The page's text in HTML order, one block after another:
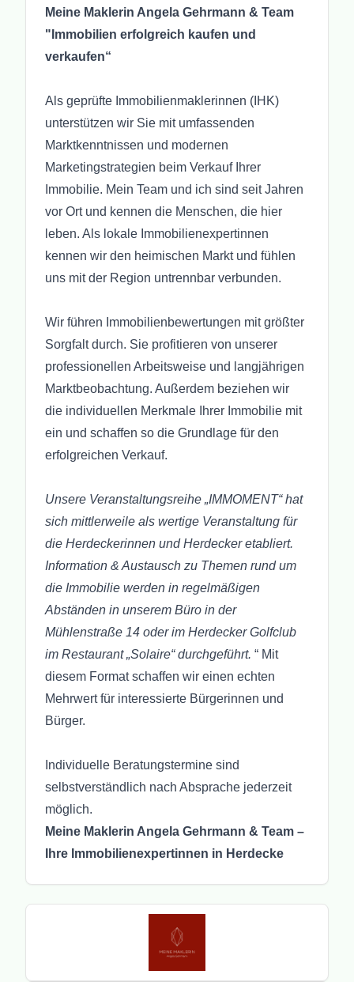
Meine Maklerin Angela Gehrmann & Team
"Immobilien erfolgreich kaufen und
verkaufen“
Als geprüfte Immobilienmaklerinnen (IHK)
unterstützen wir Sie mit umfassenden
Marktkenntnissen und modernen
Marketingstrategien beim Verkauf Ihrer
Immobilie. Mein Team und ich sind seit Jahren
vor Ort und kennen die Menschen, die hier
leben. Als lokale Immobilienexpertinnen
kennen wir den heimischen Markt und fühlen
uns mit der Region untrennbar verbunden.
Wir führen Immobilienbewertungen mit größter
Sorgfalt durch. Sie profitieren von unserer
professionellen Arbeitsweise und langjährigen
Marktbeobachtung. Außerdem beziehen wir
die individuellen Merkmale Ihrer Immobilie mit
ein und schaffen so die Grundlage für den
erfolgreichen Verkauf.
Unsere Veranstaltungsreihe „IMMOMENT“ hat
sich mittlerweile als wertige Veranstaltung für
die Herdeckerinnen und Herdecker etabliert.
Information & Austausch zu Themen rund um
die Immobilie werden in regelmäßigen
Abständen in unserem Büro in der
Mühlenstraße 14 oder im Herdecker Golfclub
im Restaurant „Solaire“ durchgeführt. “ Mit
diesem Format schaffen wir einen echten
Mehrwert für interessierte Bürgerinnen und
Bürger.
Individuelle Beratungstermine sind
selbstverständlich nach Absprache jederzeit
möglich.
Meine Maklerin Angela Gehrmann & Team –
Ihre Immobilienexpertinnen in Herdecke